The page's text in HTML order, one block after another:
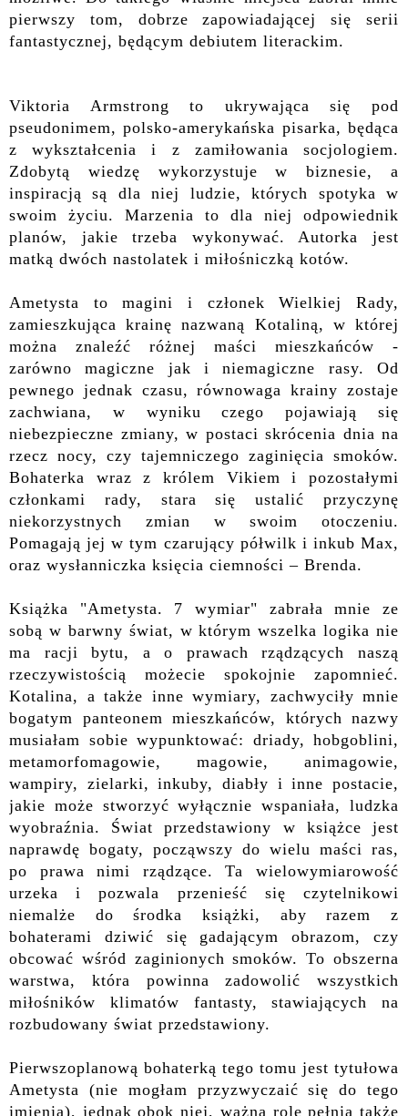
pierwszy tom, dobrze zapowiadającej sięserii
fantastycznej, będącym debiutem literackim.
Viktoria Armstrong to ukrywająca się pod
pseudonimem, polsko-amerykańska pisarka, będąca
z wykształcenia i z zamiłowania socjologiem.
Zdobytą wiedzę wykorzystuje w biznesie, a
inspiracją są dla niej ludzie, których spotyka w
swoim życiu. Marzenia to dla niej odpowiednik
planów, jakie trzeba wykonywać. Autorka jest
matką dwóch nastolatek i miłośniczką kotów.
Ametysta to magini i członek Wielkiej Rady,
zamieszkująca krainę nazwaną Kotaliną, w której
można znaleźć różnej maści mieszkańców -
zarówno magiczne jak i niemagiczne rasy. Od
pewnego jednak czasu, równowaga krainy zostaje
zachwiana, w wyniku czego pojawiają się
niebezpieczne zmiany, w postaci skrócenia dnia na
rzecz nocy, czy tajemniczego zaginięcia smoków.
Bohaterka wraz z królem Vikiem i pozostałymi
członkami rady, stara się ustalić przyczynę
niekorzystnych zmian wswoim otoczeniu.
Pomagają jej w tym czarujący półwilk i inkub Max,
oraz wysłanniczka księcia ciemności – Brenda.
Książka "Ametysta. 7 wymiar" zabrała mnie ze
sobą w barwny świat, w którym wszelka logika nie
ma racji bytu, a o prawach rządzących naszą
rzeczywistością możecie spokojnie zapomnieć.
Kotalina, a także inne wymiary, zachwyciły mnie
bogatym panteonem mieszkańców, których nazwy
musiałam sobie wypunktować: driady, hobgoblini,
metamorfomagowie, magowie, animagowie,
wampiry, zielarki, inkuby, diabły i inne postacie,
jakie może stworzyćwyłącznie wspaniała, ludzka
wyobraźnia. Świat przedstawiony w książce jest
naprawdę bogaty, począwszy do wielu maści ras,
po prawa nimi rządzące. Ta wielowymiarowość
urzeka i pozwala przenieść się czytelnikowi
niemalże do środka książki, aby razem z
bohaterami dziwić się gadającym obrazom, czy
obcować wśród zaginionych smoków. To obszerna
warstwa, która powinna zadowolić wszystkich
miłośników klimatów fantasty,stawiających na
rozbudowany świat przedstawiony.
Pierwszoplanową bohaterką tego tomu jest tytułowa
Ametysta (nie mogłam przyzwyczaić się do tego
imienia), jednak obok niej, ważną rolę pełnią także